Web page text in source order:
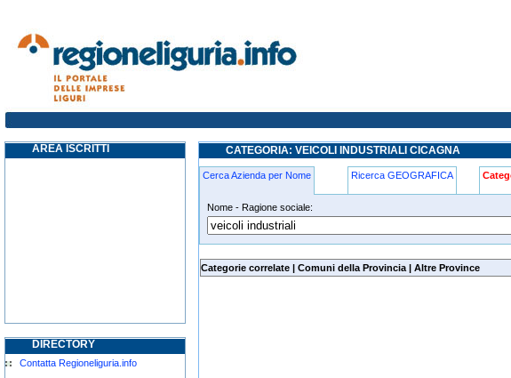
veicoli-industriali cicagna
AREA ISCRITTI
DIRECTORY
Contatta Regioneliguria.info
CATEGORIA: VEICOLI INDUSTRIALI CICAGNA
Cerca Azienda per Nome Ricerca GEOGRAFICA
Nome - Ragione sociale:
veicoli-industriali cicagna
Categorie correlate | Comuni della Provincia | Altre Province